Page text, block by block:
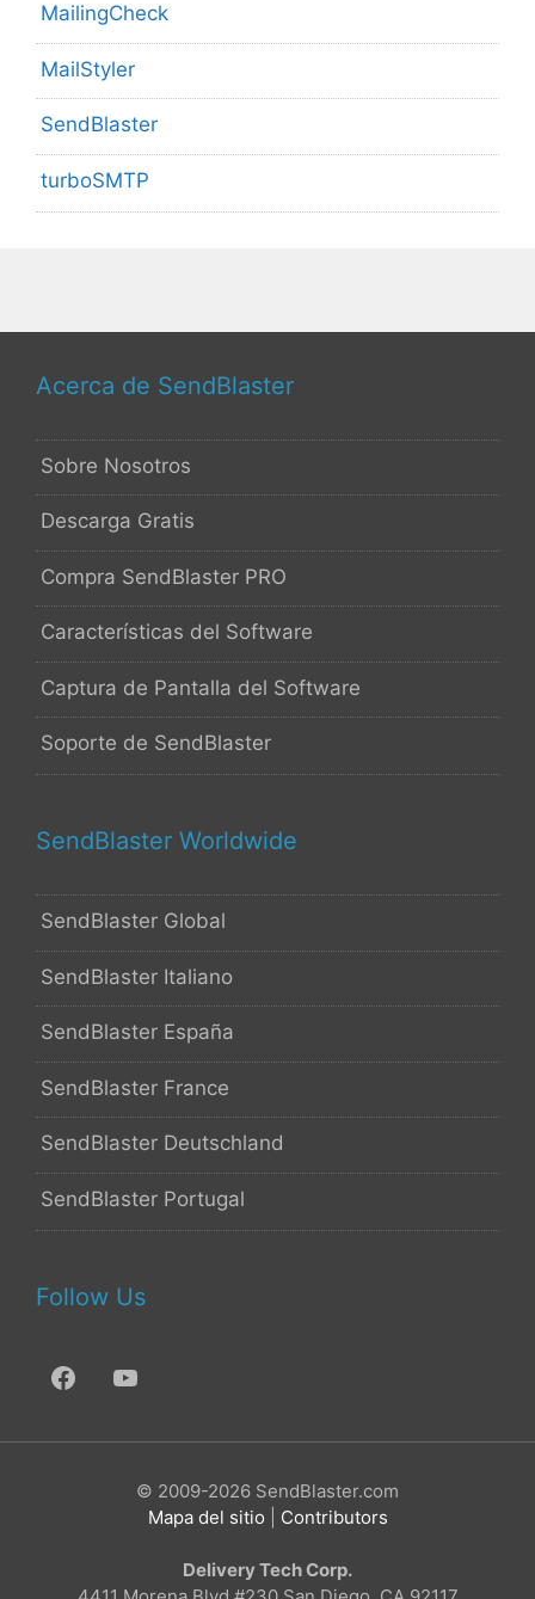
MailingCheck
MailStyler
SendBlaster
turboSMTP
Acerca de SendBlaster
Sobre Nosotros
Descarga Gratis
Compra SendBlaster PRO
Características del Software
Captura de Pantalla del Software
Soporte de SendBlaster
SendBlaster Worldwide
SendBlaster Global
SendBlaster Italiano
SendBlaster España
SendBlaster France
SendBlaster Deutschland
SendBlaster Portugal
Follow Us
© 2009-2026 SendBlaster.com
Mapa del sitio
Contributors
Delivery Tech Corp.